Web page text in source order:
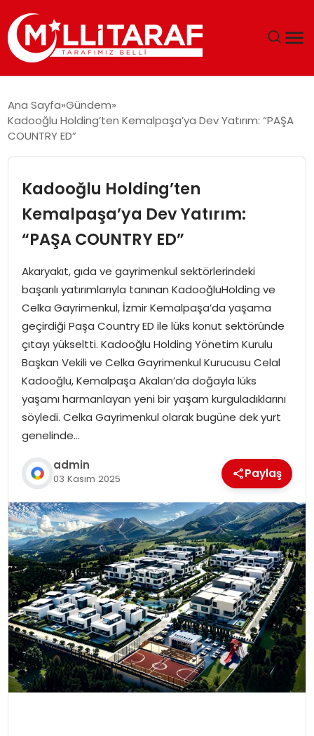
ÖZEL SAYFALAR
SPOR
SIYASET
MAGAZIN
Ana Sayfa Gündem
Kadooğlu Holding’ten Kemalpaşa’ya Dev Yatırım: “PAŞA
COUNTRY ED”
Kadooğlu Holding’ten
Kemalpaşa’ya Dev Yatırım:
“PAŞA COUNTRY ED”
Akaryakıt, gıda ve gayrimenkul sektörlerindeki
başarılı yatırımlarıyla tanınan KadooğluHolding ve
Celka Gayrimenkul, İzmir Kemalpaşa’da yaşama
geçirdiği Paşa Country ED ile lüks konut sektöründe
çıtayı yükseltti. Kadooğlu Holding Yönetim Kurulu
Başkan Vekili ve Celka Gayrimenkul Kurucusu Celal
Kadooğlu, Kemalpaşa Akalan’da doğayla lüks
yaşamı harmanlayan yeni bir yaşam kurguladıklarını
söyledi. Celka Gayrimenkul olarak bugüne dek yurt
genelinde…
admin
03 Kasım 2025 Paylaş